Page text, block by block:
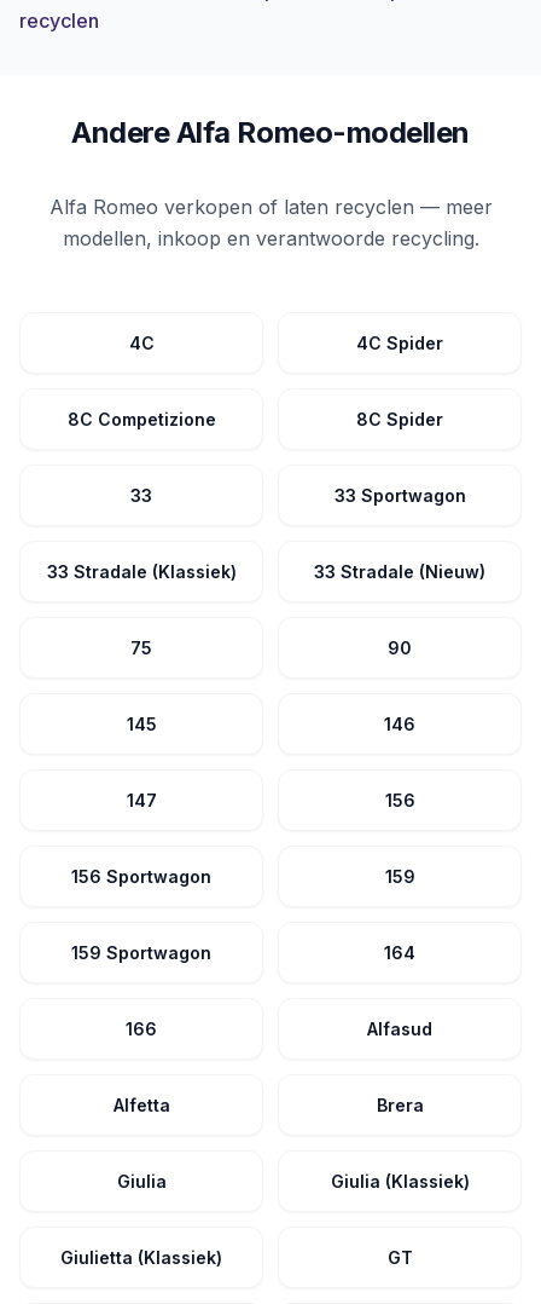
recyclen
Andere Alfa Romeo-modellen
Alfa Romeo verkopen of laten recyclen — meer
modellen, inkoop en verantwoorde recycling.
4C 4C Spider
8C Competizione 8C Spider
33 33 Sportwagon
33 Stradale (Klassiek) 33 Stradale (Nieuw)
75 90
145 146
147 156
156 Sportwagon 159
159 Sportwagon 164
166 Alfasud
Alfetta Brera
Giulia Giulia (Klassiek)
Giulietta (Klassiek) GT